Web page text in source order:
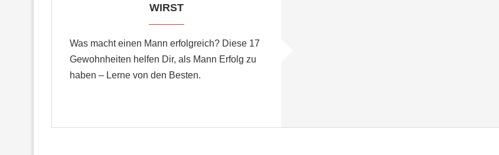
WIRST
Was macht einen Mann erfolgreich? Diese 17
Gewohnheiten helfen Dir, als Mann Erfolg zu
haben – Lerne von den Besten.